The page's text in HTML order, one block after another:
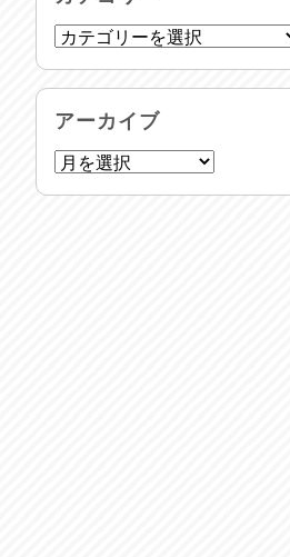
呑めや喋れや！
リスナーの集い！
アーカイブ